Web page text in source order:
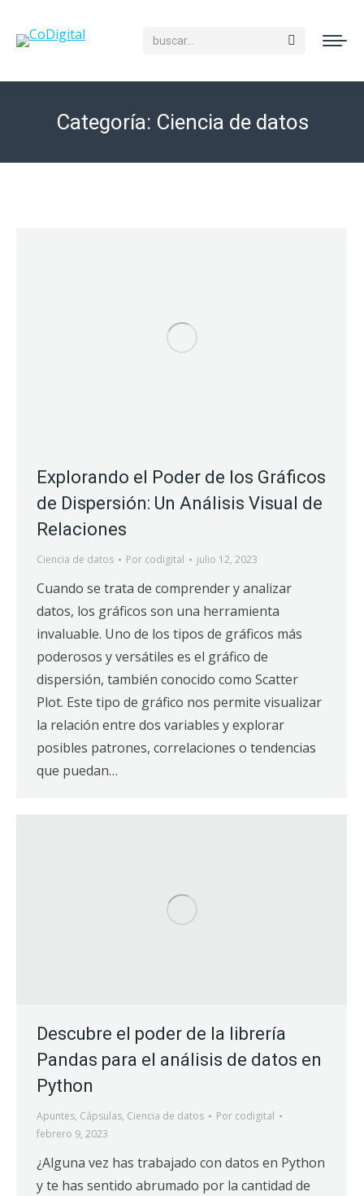
Buscar:
Categoría: Ciencia de datos
Explorando el Poder de los Gráficos
de Dispersión: Un Análisis Visual de
Relaciones
Ciencia de datos Por codigital julio 12, 2023
Cuando se trata de comprender y analizar
datos, los gráficos son una herramienta
invaluable. Uno de los tipos de gráficos más
poderosos y versátiles es el gráfico de
dispersión, también conocido como Scatter
Plot. Este tipo de gráfico nos permite visualizar
la relación entre dos variables y explorar
posibles patrones, correlaciones o tendencias
que puedan…
Descubre el poder de la librería
Pandas para el análisis de datos en
Python
Apuntes, Cápsulas, Ciencia de datos Por codigital
febrero 9, 2023
¿Alguna vez has trabajado con datos en Python
y te has sentido abrumado por la cantidad de